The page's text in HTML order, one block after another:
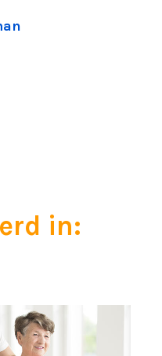
in: